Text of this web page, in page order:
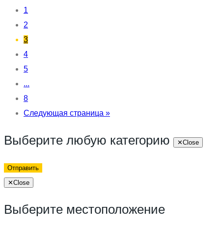
1
2
3
4
5
...
8
Следующая страница »
Выберите любую категорию ✕Close
Отправить
✕Close
Выберите местоположение